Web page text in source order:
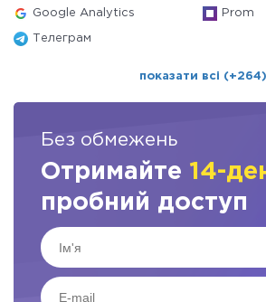
Google Analytics Prom
Телеграм
показати всі (+264)
Без обмежень
Отримайте 14-
пробний доступ